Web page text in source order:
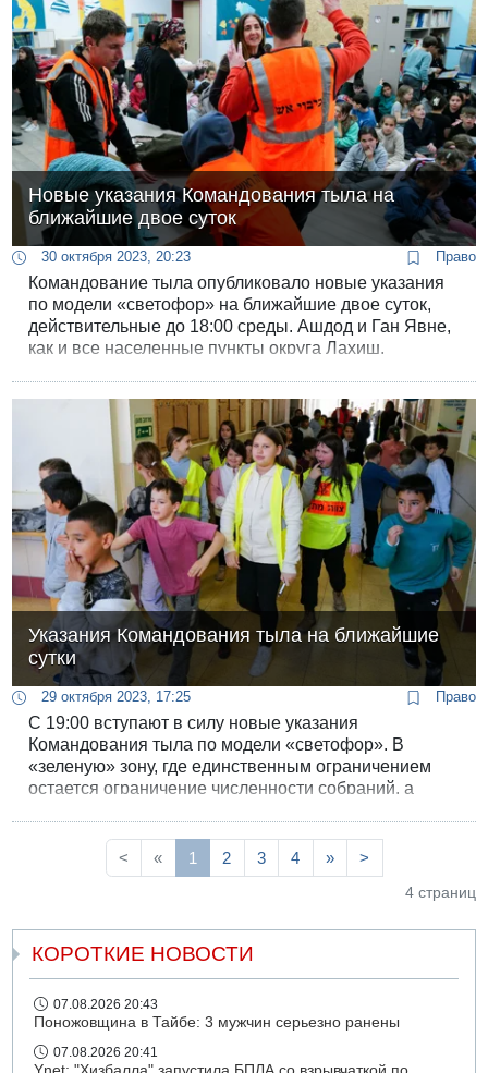
Новые указания Командования тыла на
ближайшие двое суток
30 октября 2023, 20:23 Право
Командование тыла опубликовало новые указания
по модели «светофор» на ближайшие двое суток,
действительные до 18:00 среды. Ашдод и Ган Явне,
как и все населенные пункты округа Лахиш,
с бомбоубежищами. Больше ни для кого ослабления
ограничений нет, есть только ужесточения.
Указания Командования тыла на ближайшие
сутки
29 октября 2023, 17:25 Право
С 19:00 вступают в силу новые указания
Командования тыла по модели «светофор». В
«зеленую» зону, где единственным ограничением
остается ограничение численности собраний, а
территории Израиля, за исключением 14 округов.
< « 1 2 3 4 » >
4 страниц
КОРОТКИЕ НОВОСТИ
07.08.2026 20:43
Поножовщина в Тайбе: 3 мужчин серьезно ранены
07.08.2026 20:41